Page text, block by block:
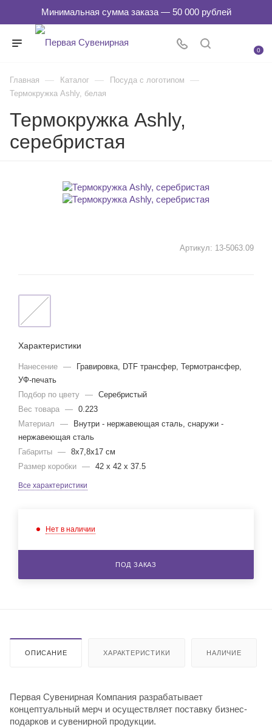
0
Главная — Каталог — Посуда с логотипом —
Термокружка Ashly, белая
Термокружка Ashly,
серебристая
Артикул: 13-5063.09
Характеристики
Нанесение —
Гравировка, DTF трансфер, Термотрансфер,
УФ-печать
Подбор по цвету — Серебристый
Вес товара — 0.223
Материал
—
Внутри - нержавеющая сталь, снаружи -
нержавеющая сталь
Габариты — 8x7,8x17 см
Размер коробки — 42 x 42 x 37.5
Все характеристики
Нет в наличии
ПОД ЗАКАЗ
ОПИСАНИЕ ХАРАКТЕРИСТИКИ НАЛИЧИЕ
Первая Сувенирная Компания разрабатывает
концептуальный мерч и осуществляет поставку бизнес-
подарков и сувенирной продукции.